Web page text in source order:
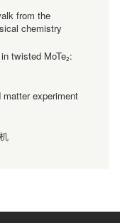
from the
chemistry
twisted MoTe₂:
experiment